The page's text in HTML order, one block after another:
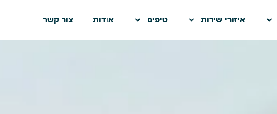
איזורי שירות טיפים אודות צור קשר